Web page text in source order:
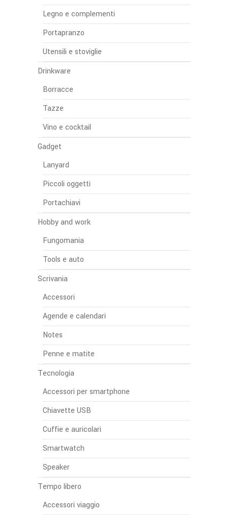
Legno e complementi
Portapranzo
Utensili e stoviglie
Drinkware
Borracce
Tazze
Vino e cocktail
Gadget
Lanyard
Piccoli oggetti
Portachiavi
Hobby and work
Fungomania
Tools e auto
Scrivania
Accessori
Agende e calendari
Notes
Penne e matite
Tecnologia
Accessori per smartphone
Chiavette USB
Cuffie e auricolari
Smartwatch
Speaker
Tempo libero
Accessori viaggio